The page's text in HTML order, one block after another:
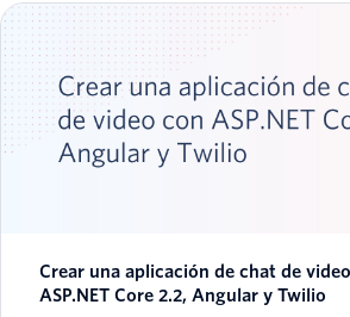
Crear una aplicación de chat de
ASP.NET Core 2.2, Angular y Twilio